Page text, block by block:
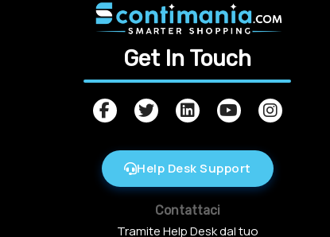
Get In Touch
Help Desk Support
Contattaci
Tramite Help Desk dal tuo